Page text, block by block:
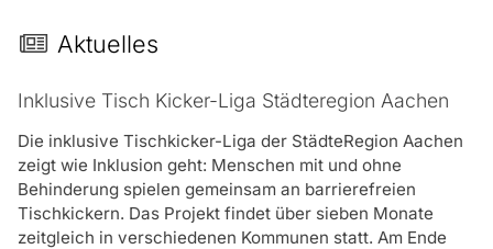
Jeder Hilfesuchende hat einen unterschiedlichen
Bedarf an Hilfe. Wir stellen den Bedarf in einem
persönlichen Gespräch fest. Gemeinsam schätzen wir
ein, was der Klient gut allein kann, wo wir ihm Hilfe
und Unterstützung anbieten können oder wir mit ihm
Lebensziele verfolgen können.
Fachberatungsstellen
Aktuelles
Inklusive Tisch Kicker-Liga Städteregion Aachen
Die inklusive Tischkicker-Liga der StädteRegion Aachen
zeigt wie Inklusion geht: Menschen mit und ohne
Behinderung spielen gemeinsam an barrierefreien
Tischkickern. Das Projekt findet über sieben Monate
zeitgleich in verschiedenen Kommunen statt. Am Ende